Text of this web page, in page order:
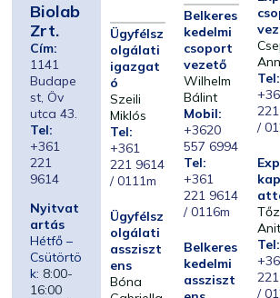
Biolab
Zrt.
Cím:
1141
Budape
st, Öv
utca 43.
Tel:
+361
221
9614
Nyitvat
artás
Hétfő –
Csütörtö
k: 8:00-
16:00
Ügyfélsz
olgálati
igazgat
ó
Szeili
Miklós
Tel:
+361
221 9614
/ 0111m
Ügyfélsz
olgálati
assziszt
ens
Bóna
Belkeres
kedelmi
csoport
vezető
Wilhelm
Bálint
Mobil:
+3620
557 6994
Tel:
+361
221 9614
/ 0116m
Belkeres
kedelmi
assziszt
Tel:
/
Tel:
/